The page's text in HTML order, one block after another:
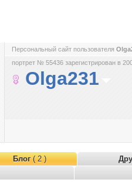
Персональный сайт пользователя
портрет № 55436 зарегистрирован в
Olga231
Блог( 2 )